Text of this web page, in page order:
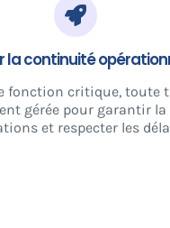
la continuité
fonction critique, toute
gérée pour garantir
et respecter les